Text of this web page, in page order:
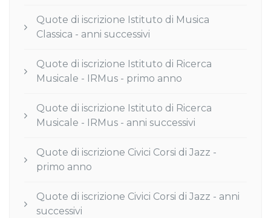
Quote di iscrizione Istituto di Musica
Classica - anni successivi
Quote di iscrizione Istituto di Ricerca
Musicale - IRMus - primo anno
Quote di iscrizione Istituto di Ricerca
Musicale - IRMus - anni successivi
Quote di iscrizione Civici Corsi di Jazz -
primo anno
Quote di iscrizione Civici Corsi di Jazz - anni
successivi